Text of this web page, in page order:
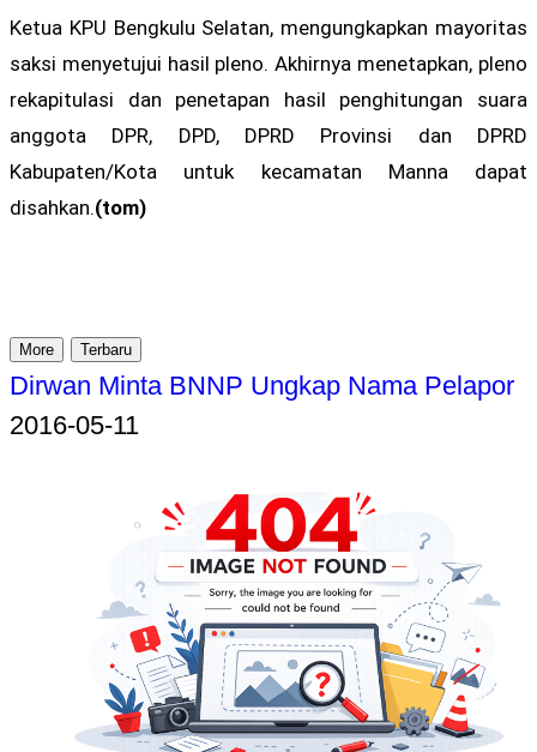
Ketua KPU Bengkulu Selatan, mengungkapkan mayoritas
saksi menyetujui hasil pleno. Akhirnya menetapkan, pleno
rekapitulasi dan penetapan hasil penghitungan suara
anggota DPR, DPD, DPRD Provinsi dan DPRD
Kabupaten/Kota untuk kecamatan Manna dapat
disahkan.(tom)
More Terbaru
Dirwan Minta BNNP Ungkap Nama Pelapor
2016-05-11